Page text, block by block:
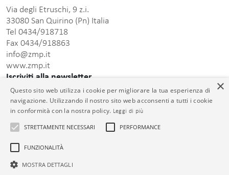
Via degli Etruschi, 9 z.i.
33080 San Quirino (Pn) Italia
Tel 0434/918718
Fax 0434/918863
info@zmp.it
www.zmp.it
Iscriviti alla newsletter
Inserisci indirizzo Email
Dopo aver preso visione della presente
privacyacconsento al trattamento dei dati personali comunicati.
×
Questo sito web utilizza i cookie per migliorare la tua esperienza di
navigazione. Utilizzando il nostro sito web acconsenti a tutti i cookie
in conformità con la nostra policy. Leggi di più
STRETTAMENTE NECESSARI PERFORMANCE
FUNZIONALITÀ
MOSTRA DETTAGLI